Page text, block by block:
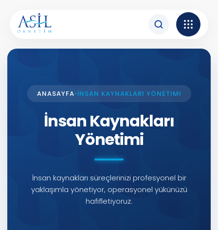
ANASAYFA•İNSAN KAYNAKLARI YÖNETIMI
İnsan Kaynakları
Yönetimi
İnsan kaynakları süreçlerinizi profesyonel bir
yaklaşımla yönetiyor, operasyonel yükünüzü
hafifletiyoruz.